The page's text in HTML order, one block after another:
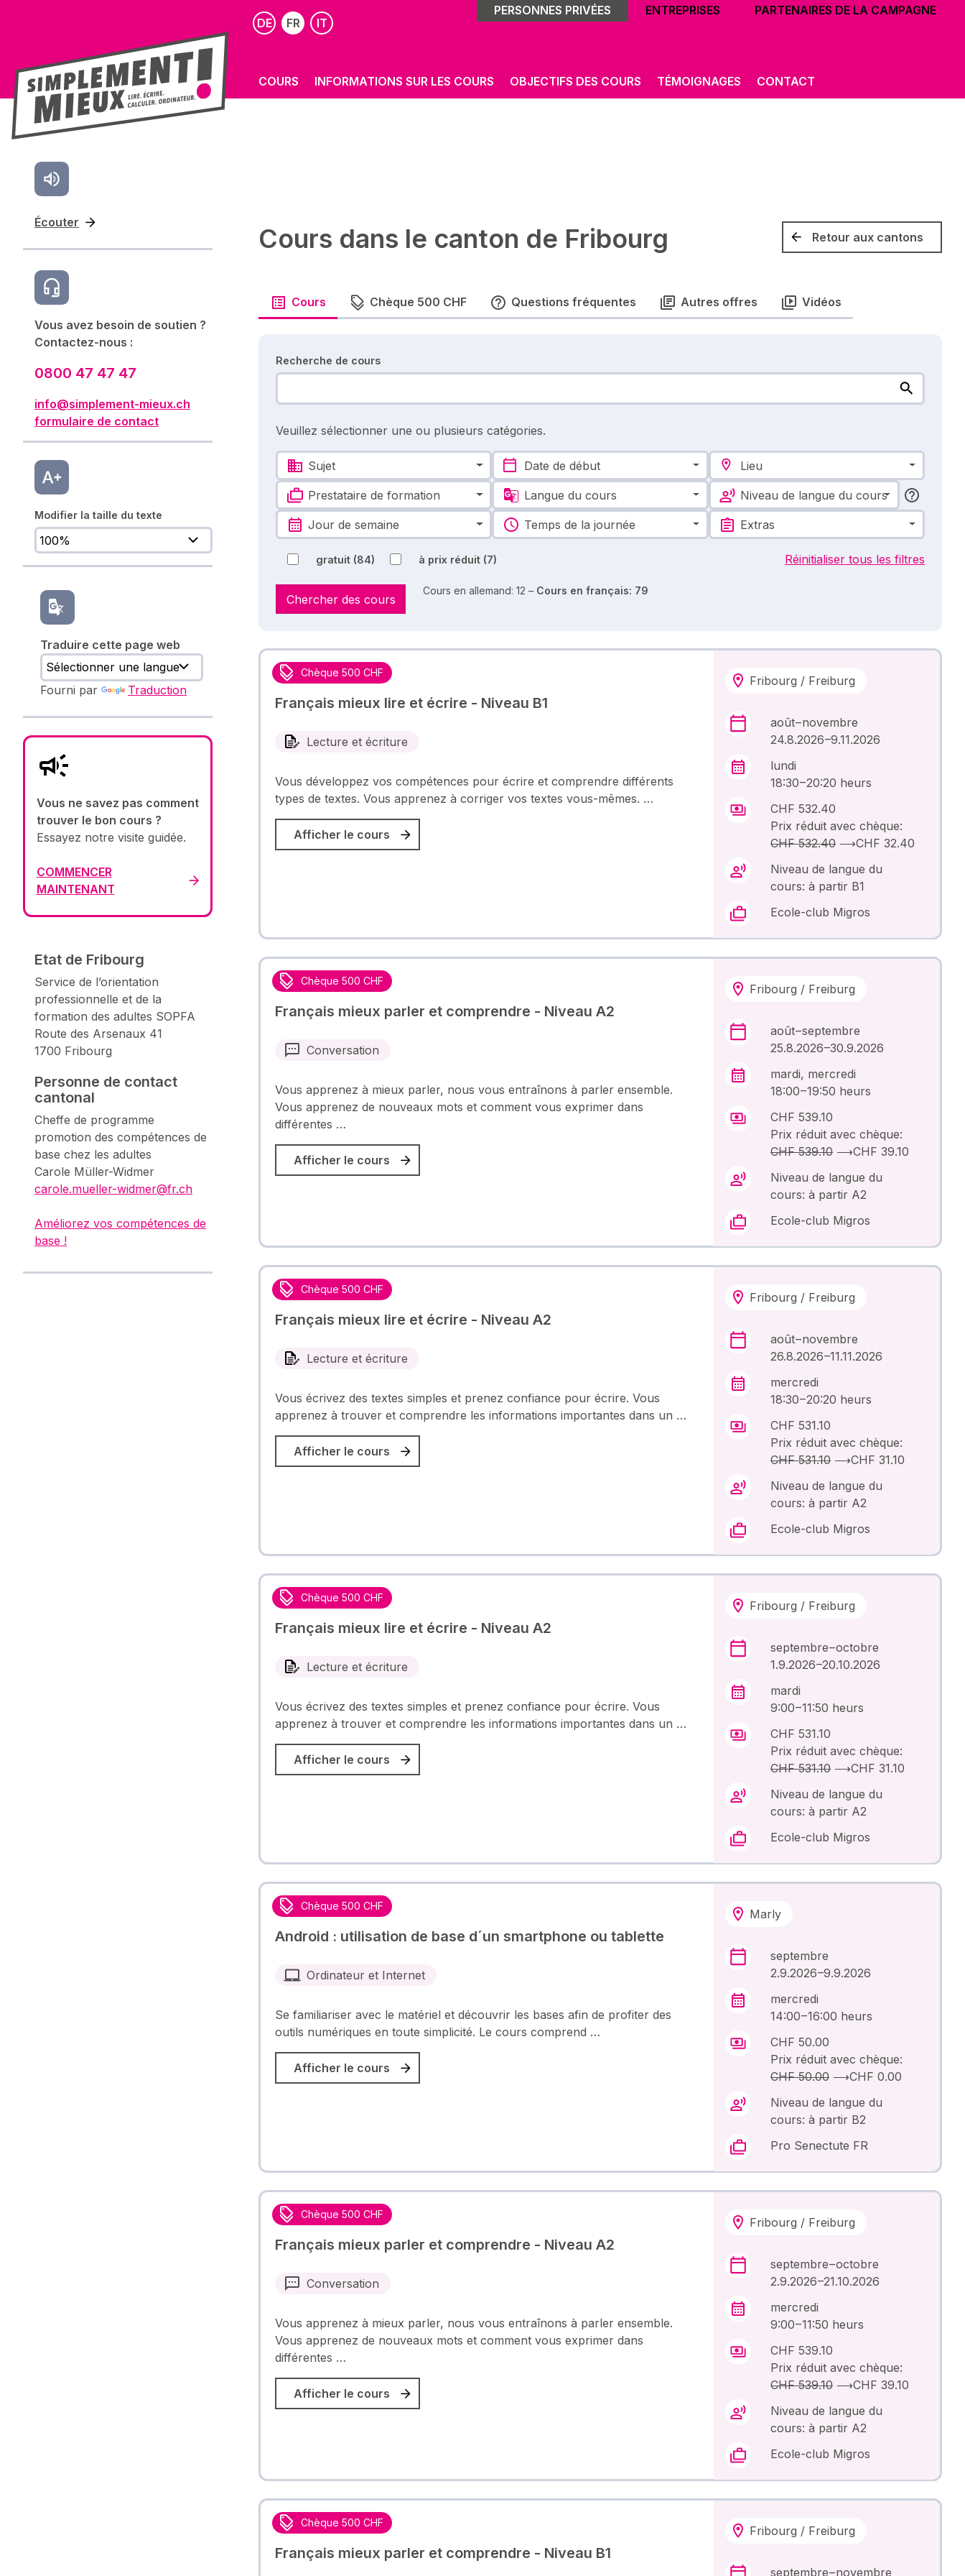
DE FR IT
PERSONNES PRIVÉES ENTREPRISES PARTENAIRES DE LA CAMPAGNE
COURS INFORMATIONS SUR LES COURS OBJECTIFS DES COURS TÉMOIGNAGES CONTACT
Écouter
Cours dans le canton de Fribourg Retour aux cantons
Vous avez besoin de soutien ?
Contactez-nous :
0800 47 47 47
info@simplement-mieux.ch
formulaire de contact
Modifier la taille du texte
Traduire cette page web
Fourni par Traduction
Vous ne savez pas comment
trouver le bon cours ?
Essayez notre visite guidée.
COMMENCER
MAINTENANT
Etat de Fribourg
Service de l’orientation
professionnelle et de la
formation des adultes SOPFA
Route des Arsenaux 41
1700 Fribourg
Personne de contact
cantonal
Cheffe de programme
promotion des compétences de
base chez les adultes
Carole Müller-Widmer
carole.mueller-widmer@fr.ch
Améliorez vos compétences de
base !
Cours Chèque 500 CHF Questions fréquentes Autres offres Vidéos
Recherche de cours
Veuillez sélectionner une ou plusieurs catégories.
Sujet Date de début Lieu
Prestataire de formation Langue du cours Niveau de langue du cours
Jour de semaine Temps de la journée Extras
gratuit (84) à prix réduit (7) Réinitialiser tous les filtres
Chercher des cours
Cours en allemand: 12 – Cours en français: 79
Chèque 500 CHF
Français mieux lire et écrire - Niveau B1
Lecture et écriture
Vous développez vos compétences pour écrire et comprendre différents
types de textes. Vous apprenez à corriger vos textes vous-mêmes. …
Afficher le cours
Fribourg / Freiburg
août – novembre
24.8.2026 –9.11.2026
lundi
18:30 – 20:20 heurs
CHF 532.40
Prix réduit avec chèque:
CHF 532.40 ⟶CHF 32.40
Niveau de langue du
cours: à partir B1
Ecole-club Migros
Chèque 500 CHF
Français mieux parler et comprendre - Niveau A2
Conversation
Vous apprenez à mieux parler, nous vous entraînons à parler ensemble.
Vous apprenez de nouveaux mots et comment vous exprimer dans
différentes …
Afficher le cours
Fribourg / Freiburg
août – septembre
25.8.2026 –30.9.2026
mardi, mercredi
18:00 – 19:50 heurs
CHF 539.10
Prix réduit avec chèque:
CHF 539.10 ⟶CHF 39.10
Niveau de langue du
cours: à partir A2
Ecole-club Migros
Chèque 500 CHF
Français mieux lire et écrire - Niveau A2
Lecture et écriture
Vous écrivez des textes simples et prenez confiance pour écrire. Vous
apprenez à trouver et comprendre les informations importantes dans un …
Afficher le cours
Fribourg / Freiburg
août – novembre
26.8.2026 –11.11.2026
mercredi
18:30 – 20:20 heurs
CHF 531.10
Prix réduit avec chèque:
CHF 531.10 ⟶CHF 31.10
Niveau de langue du
cours: à partir A2
Ecole-club Migros
Chèque 500 CHF
Français mieux lire et écrire - Niveau A2
Lecture et écriture
Vous écrivez des textes simples et prenez confiance pour écrire. Vous
apprenez à trouver et comprendre les informations importantes dans un …
Afficher le cours
Fribourg / Freiburg
septembre – octobre
1.9.2026 –20.10.2026
mardi
9:00 – 11:50 heurs
CHF 531.10
Prix réduit avec chèque:
CHF 531.10 ⟶CHF 31.10
Niveau de langue du
cours: à partir A2
Ecole-club Migros
Chèque 500 CHF
Android : utilisation de base d´un smartphone ou tablette
Ordinateur et Internet
Se familiariser avec le matériel et découvrir les bases afin de profiter des
outils numériques en toute simplicité. Le cours comprend …
Afficher le cours
Marly
septembre
2.9.2026 –9.9.2026
mercredi
14:00 – 16:00 heurs
CHF 50.00
Prix réduit avec chèque:
CHF 50.00 ⟶CHF 0.00
Niveau de langue du
cours: à partir B2
Pro Senectute FR
Chèque 500 CHF
Français mieux parler et comprendre - Niveau A2
Conversation
Vous apprenez à mieux parler, nous vous entraînons à parler ensemble.
Vous apprenez de nouveaux mots et comment vous exprimer dans
différentes …
Afficher le cours
Fribourg / Freiburg
septembre – octobre
2.9.2026 –21.10.2026
mercredi
9:00 – 11:50 heurs
CHF 539.10
Prix réduit avec chèque:
CHF 539.10 ⟶CHF 39.10
Niveau de langue du
cours: à partir A2
Ecole-club Migros
Chèque 500 CHF
Français mieux parler et comprendre - Niveau B1
Fribourg / Freiburg
septembre – novembre